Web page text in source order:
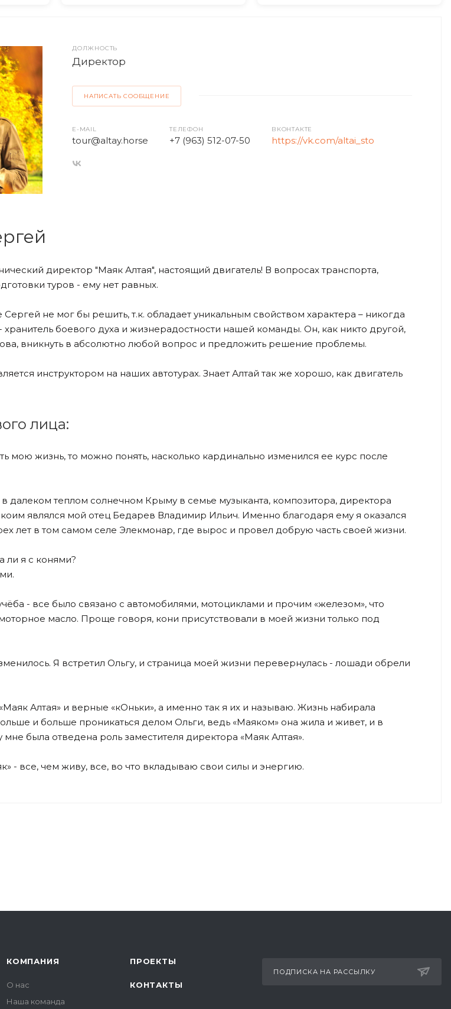
ДОЛЖНОСТЬ
Директор
НАПИСАТЬ СООБЩЕНИЕ
E-MAIL
tour@altay.horse
ТЕЛЕФОН
+7 (963) 512-07-50
ВКОНТАКТЕ
https://vk.com/altai_sto
директор "Маяк Алтая", настоящий двигатель! В вопросах транспорта,
туров - ему нет равных.
не мог бы решить, т.к. обладает уникальным свойством характера – никогда
хранитель боевого духа и жизнерадостности нашей команды. Он, как никто другой,
вникнуть в абсолютно любой вопрос и предложить решение проблемы.
инструктором на наших автотурах. Знает Алтай так же хорошо, как двигатель
лица:
мою жизнь, то можно понять, насколько кардинально изменился ее курс после
в далеком теплом солнечном Крыму в семье музыканта, композитора, директора
коим являлся мой отец Бедарев Владимир Ильич. Именно благодаря ему я оказался
лет в том самом селе Элекмонар, где вырос и провел добрую часть своей жизни.
ли я с конями?
- все было связано с автомобилями, мотоциклами и прочим «железом», что
масло. Проще говоря, кони присутствовали в моей жизни только под
Я встретил Ольгу, и страница моей жизни перевернулась - лошади обрели
Алтая» и верные «кОньки», а именно так я их и называю. Жизнь набирала
и больше проникаться делом Ольги, ведь «Маяком» она жила и живет, и в
мне была отведена роль заместителя директора «Маяк Алтая».
- все, чем живу, все, во что вкладываю свои силы и энергию.
КОМПАНИЯ
О нас
Наша команда
ПРОЕКТЫ
КОНТАКТЫ
ПОДПИСКА НА РАССЫЛКУ